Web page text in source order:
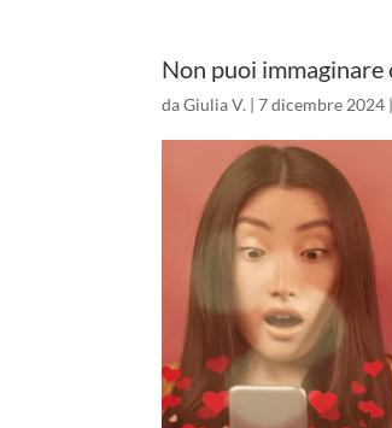
Non puoi
daGiulia V. |7 dicembre 2024 |